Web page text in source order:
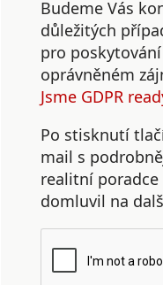
Budeme Vás
důležitých
pro
oprávněném
Jsme GDPR
Po stisknutí
mail s
realitní poradce
domluvil na